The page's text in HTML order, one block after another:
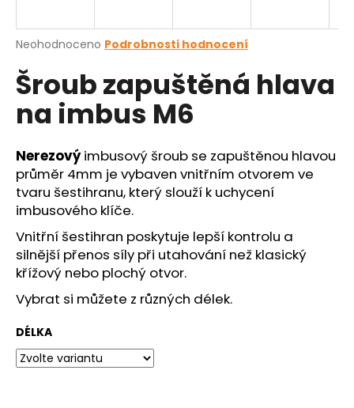
Průměrné
produktu
je
hvězdiček.
Neohodnoceno Podrobnosti hodnocení
Šroub zapuštěná hlava
na imbus M6
Nerezovýimbusový šroub se zapuštěnou hlavou
průměr 4mm je vybaven vnitřním otvorem ve
tvaru šestihranu, který slouží k uchycení
imbusového klíče.
Vnitřní šestihran poskytuje lepší kontrolu a
silnější přenos síly při utahování než klasický
křížový nebo plochý otvor.
Vybrat si můžete z různých délek.
DÉLKA
j
t
?
HLEDAT
D
o
o
u
č
u